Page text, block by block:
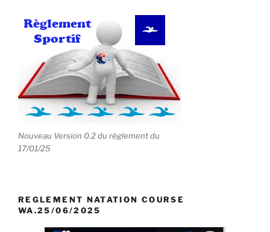
Nouveau Version 0.2 du règlement du
17/01/25
REGLEMENT NATATION COURSE
WA.25/06/2025